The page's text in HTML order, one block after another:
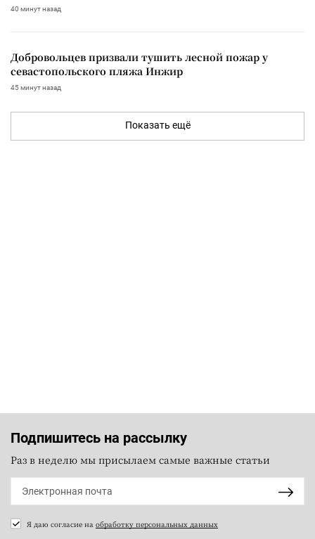
40 минут назад
Добровольцев призвали тушить лесной пожар у
севастопольского пляжа Инжир
45 минут назад
Показать ещё
Подпишитесь на рассылку
Раз в неделю мы присылаем самые важные статьи
Я даю согласие на обработку персональных данных